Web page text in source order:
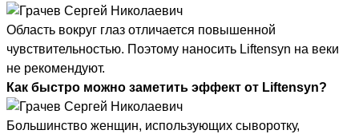
Область вокруг глаз отличается повышенной
чувствительностью. Поэтому наносить Liftensyn на веки
не рекомендуют.
Как быстро можно заметить эффект от Liftensyn?
Большинство женщин, использующих сыворотку,